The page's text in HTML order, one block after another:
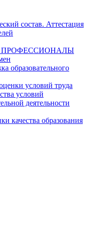
состав. Аттестация
ПРОФЕССИОНАЛЫ
образовательного
условий труда
условий
деятельности
качества образования